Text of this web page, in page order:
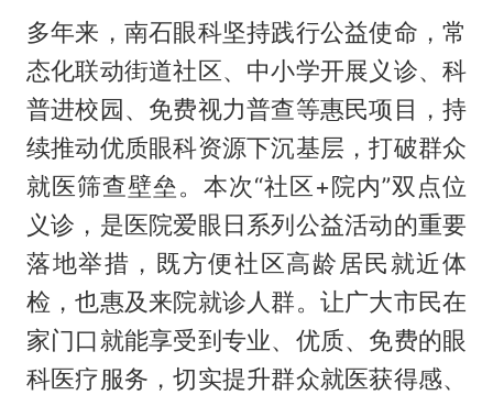
多年来，南石眼科坚持践行公益使命，常
态化联动街道社区、中小学开展义诊、科
普进校园、免费视力普查等惠民项目，持
续推动优质眼科资源下沉基层，打破群众
就医筛查壁垒。本次“社区+院内”双点位
义诊，是医院爱眼日系列公益活动的重要
落地举措，既方便社区高龄居民就近体
检，也惠及来院就诊人群。让广大市民在
家门口就能享受到专业、优质、免费的眼
科医疗服务，切实提升群众就医获得感、